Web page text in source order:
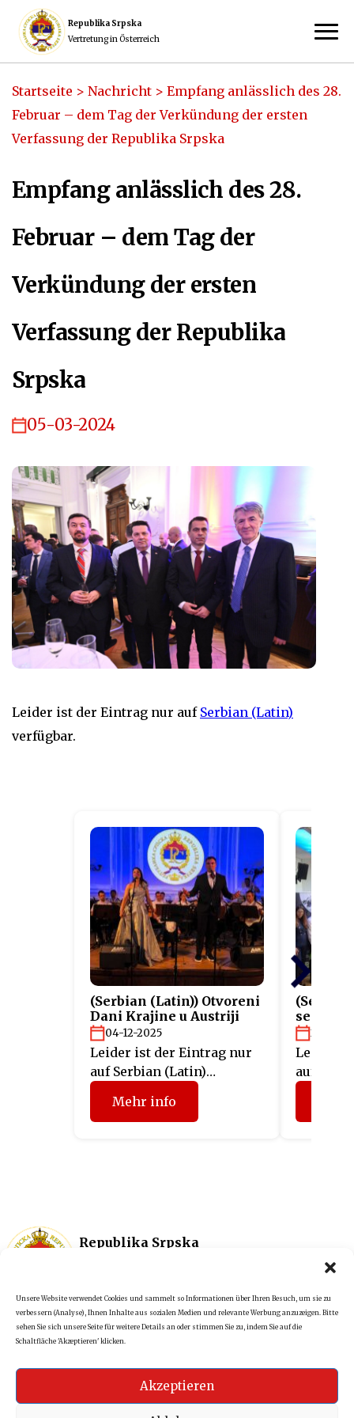
Unsere Website verwendet Cookies und sammelt so Informationen über Ihren Besuch, um sie zu
verbessern (Analyse), Ihnen Inhalte aus sozialen Medien und relevante Werbung anzuzeigen. Bitte
sehen Sie sich unsere Seite für weitere Details an oder stimmen Sie zu, indem Sie auf die
Schaltfläche 'Akzeptieren' klicken.
Akzeptieren
Republika Srpska
Vertretung in Österreich
Startseite > Nachricht > Empfang anlässlich des 28.
Februar – dem Tag der Verkündung der ersten
Verfassung der Republika Srpska
Empfang anlässlich des 28.
Februar – dem Tag der
Verkündung der ersten
Verfassung der Republika
Srpska
05-03-2024
Leider ist der Eintrag nur auf Serbian (Latin)
verfügbar.
(Serbian (Latin)) Otvoreni
Dani Krajine u Austriji
04-12-2025
Leider ist der Eintrag nur
auf Serbian (Latin)
verfügbar.
Mehr info
projekta
26-11-
Leider
auf
Republika Srpska
Kdm.consulting.